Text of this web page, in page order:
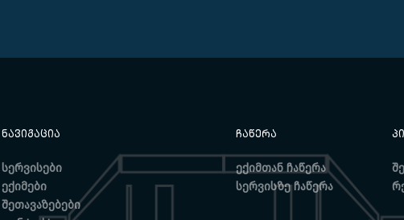
ᲜᲐᲕᲘᲒᲐᲪᲘᲐ
სერვისები
ექიმები
შეთავაზებები
ᲩᲐᲬᲔᲠᲐ
ექიმთან ჩაწერა
სერვისზე ჩაწერა